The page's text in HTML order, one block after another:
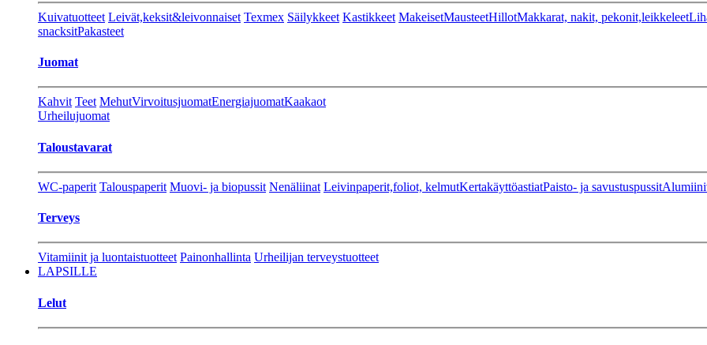
Kuivatuotteet Leivät,keksit&leivonnaiset Texmex Säilykkeet Kastikkeet MakeisetMausteetHillotMakkarat, nakit, pekonit,leikkeleet
snacksitPakasteet
Juomat
Kahvit Teet MehutVirvoitusjuomatEnergiajuomatKaakaot
Urheilujuomat
Taloustavarat
WC-paperit Talouspaperit Muovi- ja biopussit Nenäliinat Leivinpaperit,foliot, kelmutKertakäyttöastiatPaisto- ja savustuspussit
Terveys
Vitamiinit ja luontaistuotteet Painonhallinta Urheilijan terveystuotteet
LAPSILLE
Lelut